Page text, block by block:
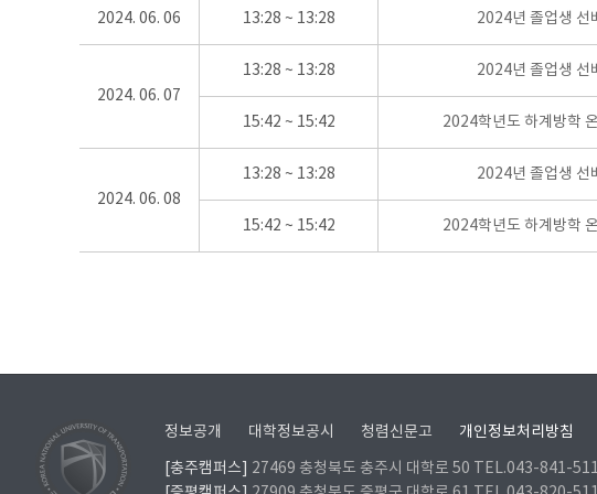
2024. 06. 06 13:28 ~ 13:28 2024년 졸업생 선
2024. 06. 07
13:28 ~ 13:28 2024년 졸업생 선
15:42 ~ 15:42 2024학년도 하계방학
2024. 06. 08
13:28 ~ 13:28 2024년 졸업생 선
15:42 ~ 15:42 2024학년도 하계방학
정보공개 대학정보공시 청렴신문고 개인정보처리방침
[충주캠퍼스]
27469 충청북도 충주시 대학로 50 TEL.043-841-